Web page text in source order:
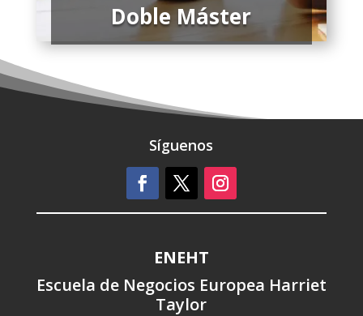
Doble Máster
Síguenos
ENEHT
Escuela de Negocios Europea Harriet
Taylor